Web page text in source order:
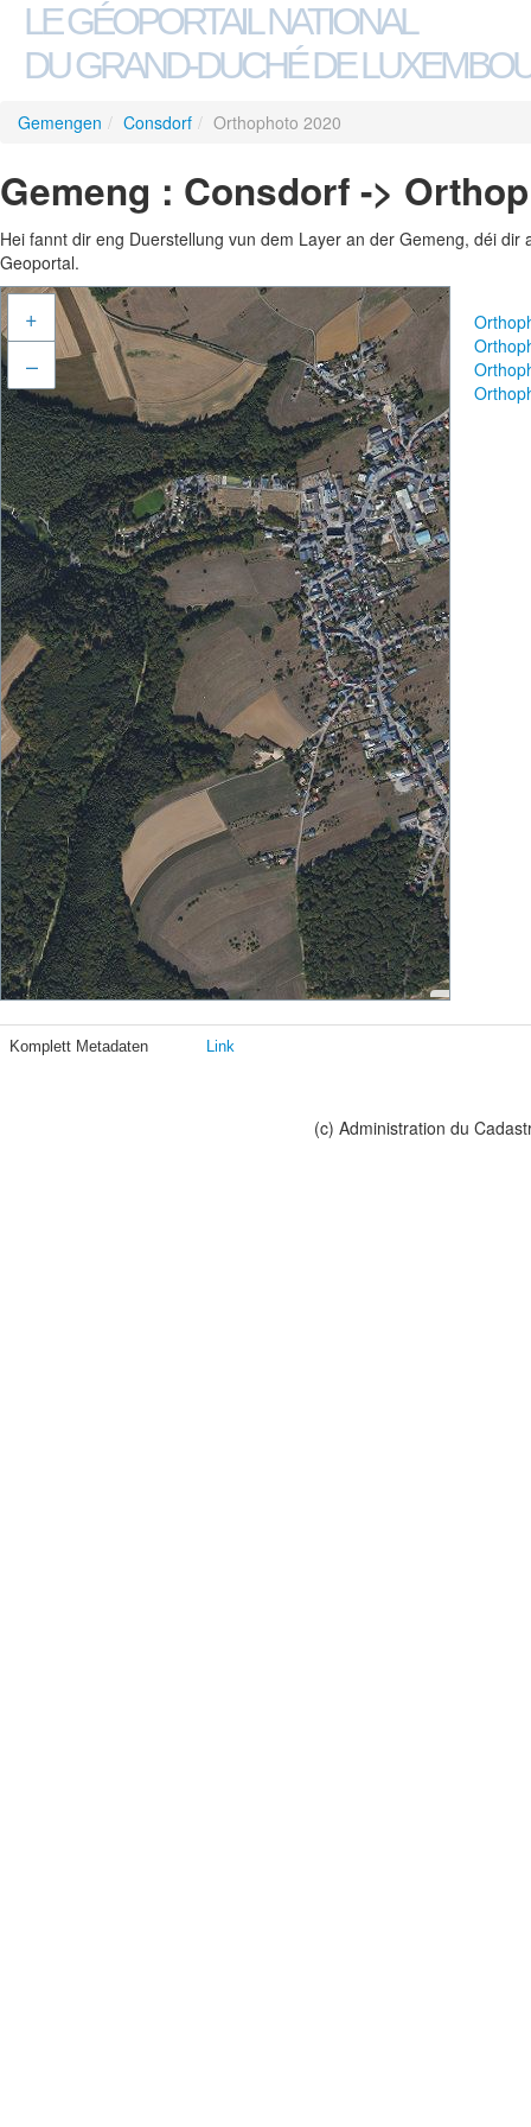
LE GÉOPORTAIL NATIONAL
DU GRAND-DUCHÉ DE
Gemengen / Consdorf / Orthophoto 2020
Gemeng : Consdorf ->
Hei fannt dir eng Duerstellung vun dem Layer an der Gemeng, déi
Geoportal.
+
–
Komplett Metadaten Link
(c) Administration du